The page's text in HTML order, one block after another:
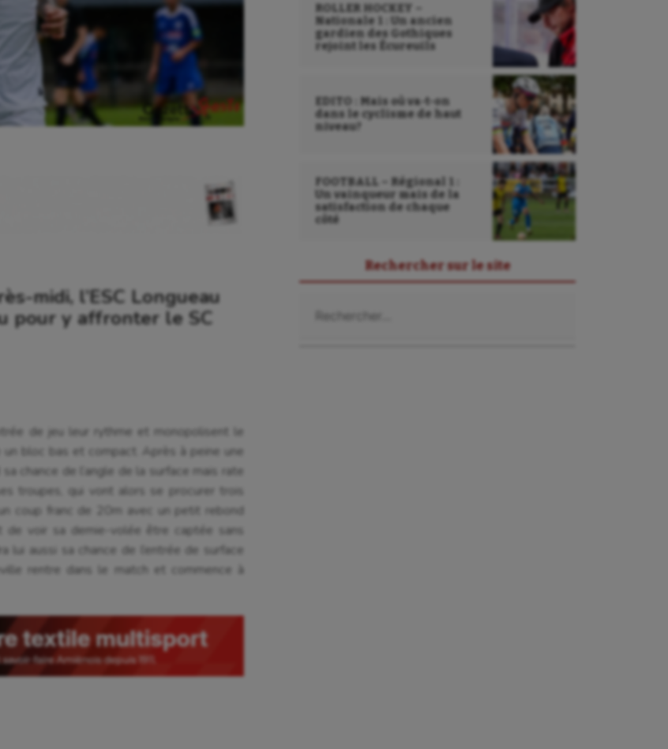
midi, l’ESC Longueau
pour y affronter le SC
de jeu leur rythme et monopolisent le
un bloc bas et compact. Après à peine une
chance de l’angle de la surface mais rate
troupes, qui vont alors se procurer trois
coup franc de 20m avec un petit rebond
de voir sa demie-volée être captée sans
lui aussi sa chance de l’entrée de surface
rentre dans le match et commence à
ROLLER HOCKEY –
Nationale 1 : Un ancien
gardien des Gothiques
rejoint les Écureuils
EDITO : Mais où va-t-on
dans le cyclisme de haut
niveau?
FOOTBALL – Régional 1 :
Un vainqueur mais de la
satisfaction de chaque
côté
Rechercher sur le site